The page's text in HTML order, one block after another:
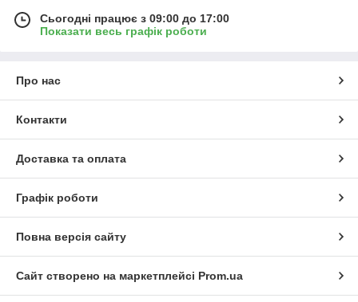
Сьогодні працює з 09:00 до 17:00
Показати весь графік роботи
Про нас
Контакти
Доставка та оплата
Графік роботи
Повна версія сайту
Сайт створено на маркетплейсі Prom.ua